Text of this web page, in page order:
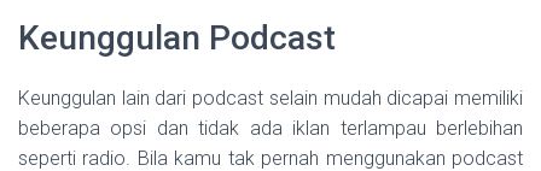
Keunggulan Podcast
Keunggulan lain dari podcast selain mudah dicapai memiliki
beberapa opsi dan tidak ada iklan terlampau berlebihan
seperti radio. Bila kamu tak pernah menggunakan podcast